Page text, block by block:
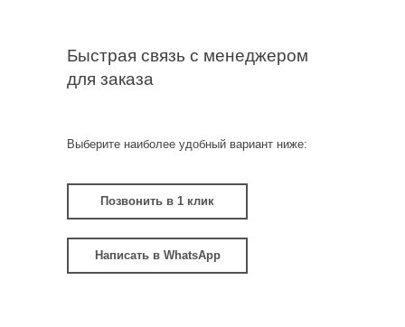
Быстрая связь с менеджером
для заказа
Выберите наиболее удобный вариант ниже:
Написать в WhatsApp
Позвонить в 1 клик